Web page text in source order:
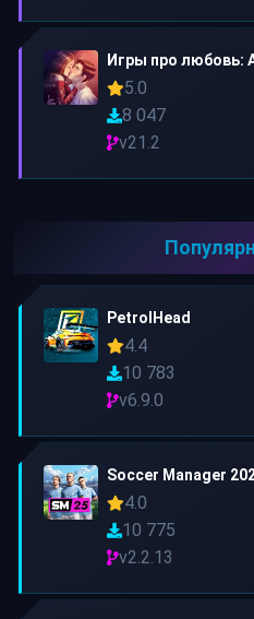
Игры про любовь:
5.0
8 047
v21.2
PetrolHead
4.4
10 783
v6.9.0
Soccer Manager
4.0
10 775
v2.2.13